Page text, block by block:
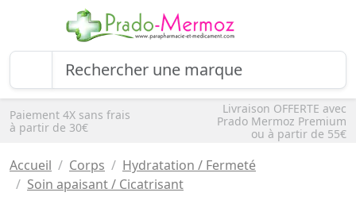
Paiement 4X sans frais
à partir de 30€
Livraison OFFERTE avec
Prado Mermoz Premium
ou à partir de 55€
Accueil Corps
Hydratation / Fermeté
Soin apaisant / Cicatrisant